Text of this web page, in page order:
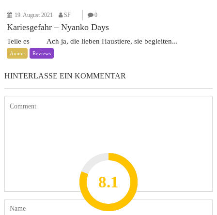
19. August 2021 SF 0
Kariesgefahr – Nyanko Days
Teile es Ach ja, die lieben Haustiere, sie begleiten...
Anime Reviews
HINTERLASSE EIN KOMMENTAR
8.2
7.8
7.1
7
8.1